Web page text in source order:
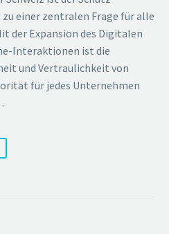
einer zentralen Frage für alle
der Expansion des Digitalen
Interaktionen ist die
und Vertraulichkeit von
für jedes Unternehmen